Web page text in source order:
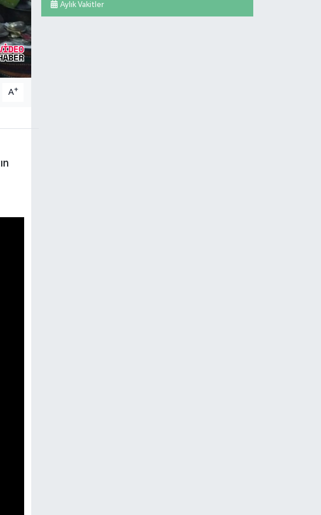
A+
Aylık Vakitler